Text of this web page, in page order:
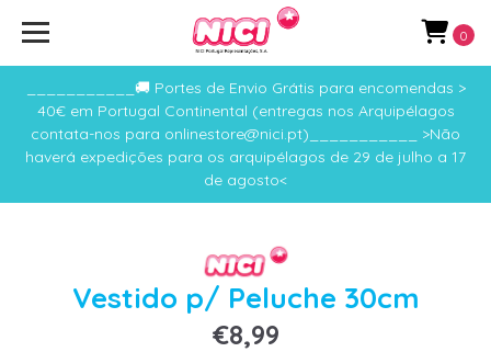
___________🚚 Portes de Envio Grátis para encomendas >
40€ em Portugal Continental (entregas nos Arquipélagos
contata-nos para onlinestore@nici.pt)___________ >Não
haverá expedições para os arquipélagos de 29 de julho a 17
de agosto<
0
Vestido p/ Peluche 30cm
€8,99